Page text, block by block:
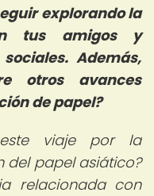
explorando la
tus amigos y
Además,
otros avances
de papel?
viaje por la
del papel asiático?
relacionada con